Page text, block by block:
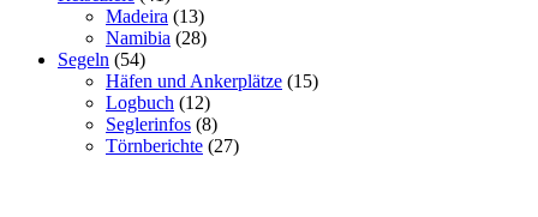
Madeira (13)
Namibia (28)
Segeln (54)
Häfen und Ankerplätze (15)
Logbuch (12)
Seglerinfos (8)
Törnberichte (27)